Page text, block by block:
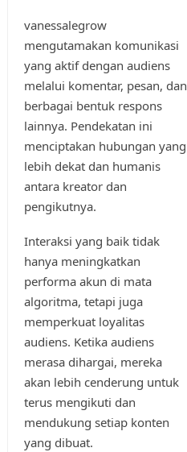
vanessalegrow
mengutamakan komunikasi
yang aktif dengan audiens
melalui komentar, pesan, dan
berbagai bentuk respons
lainnya. Pendekatan ini
menciptakan hubungan yang
lebih dekat dan humanis
antara kreator dan
pengikutnya.
Interaksi yang baik tidak
hanya meningkatkan
performa akun di mata
algoritma, tetapi juga
memperkuat loyalitas
audiens. Ketika audiens
merasa dihargai, mereka
akan lebih cenderung untuk
terus mengikuti dan
mendukung setiap konten
yang dibuat.